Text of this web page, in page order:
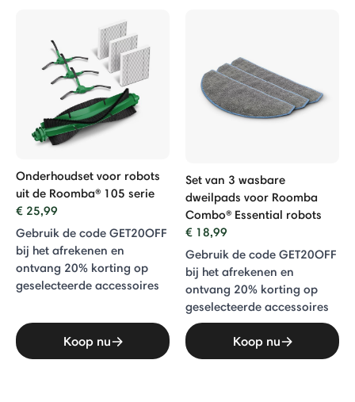
Onderhoudset voor robots
uit de Roomba® 105 serie
€ 25,99
Gebruik de code GET20OFF
bij het afrekenen en
ontvang 20% ​​korting op
geselecteerde accessoires
Koop nu
Set van 3 wasbare
dweilpads voor Roomba
Combo® Essential robots
€ 18,99
Gebruik de code GET20OFF
bij het afrekenen en
ontvang 20% ​​korting op
geselecteerde accessoires
Koop nu